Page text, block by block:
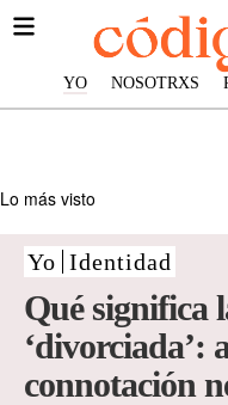
YO NOSOTRXS
Lo más visto
Yo Identidad
Qué significa
‘divorciada’:
connotación